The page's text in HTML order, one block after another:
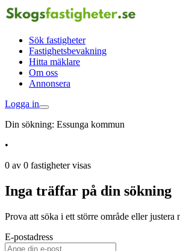
Sök fastigheter
Fastighetsbevakning
Hitta mäklare
Om oss
Annonsera
Logga in
Din sökning: Essunga kommun
•
0 av 0 fastigheter visas
Inga träffar på din sökning
Prova att söka i ett större område eller justera
E-postadress